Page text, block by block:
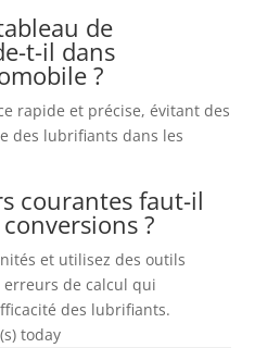
de
t-il dans
?
rapide et précise, évitant des
des lubrifiants dans les
courantes faut-il
?
et utilisez des outils
de calcul qui
des lubrifiants.
today